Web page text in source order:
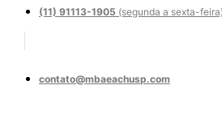
(11) 91113-1905 (segunda a sexta-feira)
contato@mbaeachusp.com